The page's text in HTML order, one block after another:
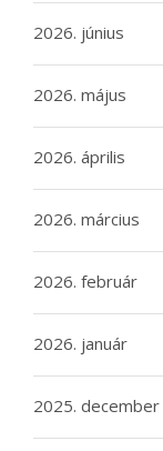
2026. június
2026. május
2026. április
2026. március
2026. február
2026. január
2025. december